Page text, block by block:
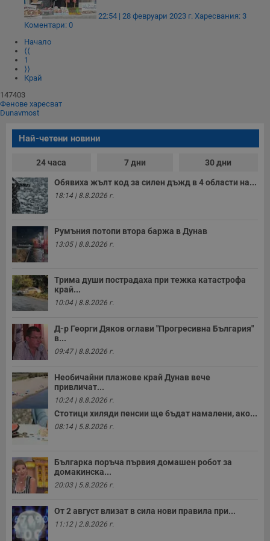
22:54 | 28 февруари 2023 г. Харесвания: 3
Коментари: 0
Начало
⟨⟨
1
⟩⟩
Край
147403
Фенове харесват
Dunavmost
Най-четени новини
24 часа 7 дни 30 дни
Обявиха жълт код за силен дъжд в 4 области на...
18:14 | 8.8.2026 г.
Румъния потопи втора баржа в Дунав
13:05 | 8.8.2026 г.
Трима души пострадаха при тежка катастрофа
край...
10:04 | 8.8.2026 г.
Д-р Георги Дяков оглави "Прогресивна България"
в...
09:47 | 8.8.2026 г.
Необичайни плажове край Дунав вече
привличат...
10:24 | 8.8.2026 г.
Стотици хиляди пенсии ще бъдат намалени, ако...
08:14 | 5.8.2026 г.
Българка поръча първия домашен робот за
домакинска...
20:03 | 5.8.2026 г.
От 2 август влизат в сила нови правила при...
11:12 | 2.8.2026 г.